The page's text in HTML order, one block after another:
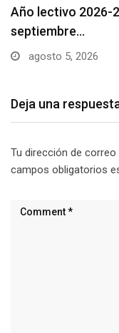
Se suspenderá
agosto 5, 2026
Deja una
Tu dirección de
campos obligatorios